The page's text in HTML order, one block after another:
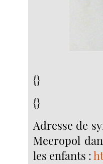
{}
{}
Adresse de
Meeropol
les enfants :